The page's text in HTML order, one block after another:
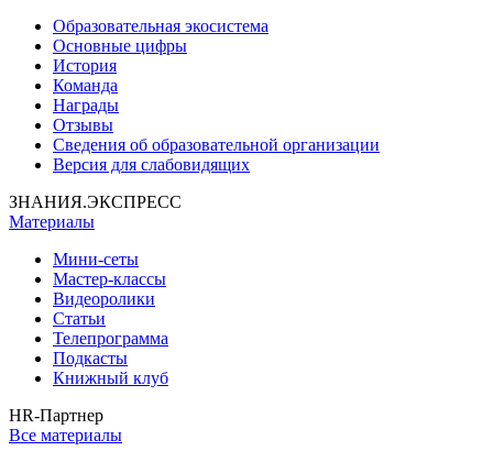
Образовательная экосистема
Основные цифры
История
Команда
Награды
Отзывы
Сведения об образовательной организации
Версия для слабовидящих
ЗНАНИЯ.ЭКСПРЕСС
Материалы
Мини-сеты
Мастер-классы
Видеоролики
Статьи
Телепрограмма
Подкасты
Книжный клуб
HR-Партнер
Все материалы